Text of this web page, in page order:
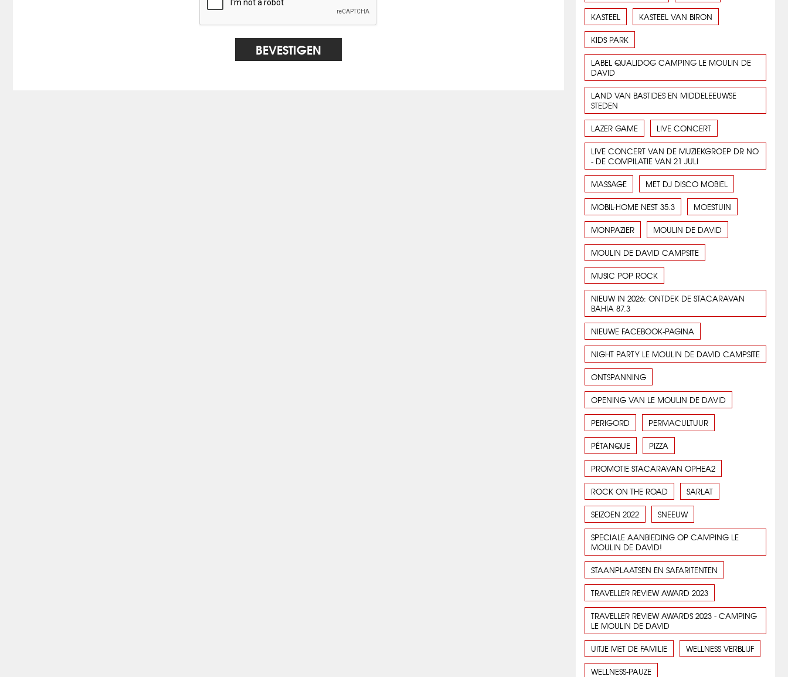
KASTEEL KASTEEL VAN BIRON
KIDS PARK
LABEL QUALIDOG CAMPING LE MOULIN DE
DAVID
LAND VAN BASTIDES EN MIDDELEEUWSE
STEDEN
LAZER GAME LIVE CONCERT
LIVE CONCERT VAN DE MUZIEKGROEP DR NO
- DE COMPILATIE VAN 21 JULI
MASSAGE MET DJ DISCO MOBIEL
MOBIL-HOME NEST 35.3 MOESTUIN
MONPAZIER MOULIN DE DAVID
MOULIN DE DAVID CAMPSITE
MUSIC POP ROCK
NIEUW IN 2026: ONTDEK DE STACARAVAN
BAHIA 87.3
NIEUWE FACEBOOK-PAGINA
NIGHT PARTY LE MOULIN DE DAVID CAMPSITE
ONTSPANNING
OPENING VAN LE MOULIN DE DAVID
PERIGORD PERMACULTUUR
PÉTANQUE PIZZA
PROMOTIE STACARAVAN OPHEA2
ROCK ON THE ROAD SARLAT
SEIZOEN 2022 SNEEUW
SPECIALE AANBIEDING OP CAMPING LE
MOULIN DE DAVID!
STAANPLAATSEN EN SAFARITENTEN
TRAVELLER REVIEW AWARD 2023
TRAVELLER REVIEW AWARDS 2023 - CAMPING
LE MOULIN DE DAVID
UITJE MET DE FAMILIE WELLNESS VERBLIJF
WELLNESS-PAUZE